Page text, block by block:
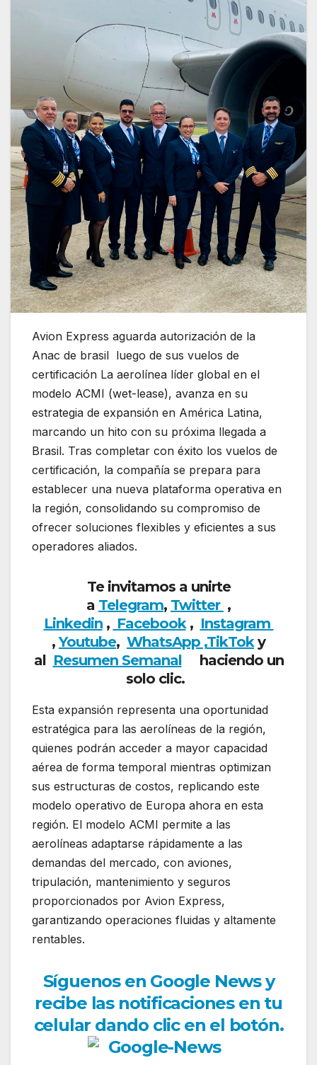
Avion Express aguarda autorización de la
Anac de brasil luego de sus vuelos de
certificación La aerolínea líder global en el
modelo ACMI (wet-lease), avanza en su
estrategia de expansión en América Latina,
marcando un hito con su próxima llegada a
Brasil. Tras completar con éxito los vuelos de
certificación, la compañía se prepara para
establecer una nueva plataforma operativa en
la región, consolidando su compromiso de
ofrecer soluciones flexibles y eficientes a sus
operadores aliados.
Te invitamos a unirte
a Telegram, Twitter ,
Linkedin, Facebook, Instagram
,Youtube, WhatsApp ,TikToky
al Resumen Semanalhaciendo un
solo clic.
Esta expansión representa una oportunidad
estratégica para las aerolíneas de la región,
quienes podrán acceder a mayor capacidad
aérea de forma temporal mientras optimizan
sus estructuras de costos, replicando este
modelo operativo de Europa ahora en esta
región. El modelo ACMI permite a las
aerolíneas adaptarse rápidamente a las
demandas del mercado, con aviones,
tripulación, mantenimiento y seguros
proporcionados por Avion Express,
garantizando operaciones fluidas y altamente
rentables.
Síguenos en Google News y
recibe las notificaciones en tu
celular dando clic en el botón.